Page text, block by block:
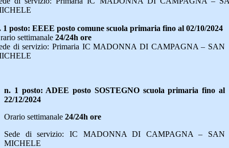
1 posto: EEEE posto comune scuola primaria fino al 02/10/2024
settimanale24/24h ore
di servizio: Primaria IC MADONNA DI CAMPAGNA – SAN
n. 1 posto: ADEE posto SOSTEGNO scuola primaria fino al
22/12/2024
Orario settimanale 24/24h ore
Sede di servizio: IC MADONNA DI CAMPAGNA – SAN
MICHELE